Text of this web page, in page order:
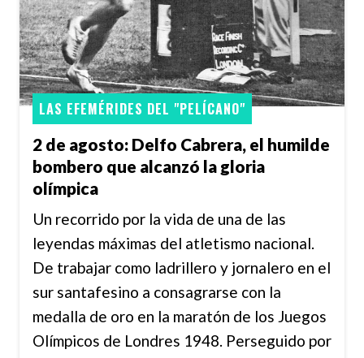
2 de agosto: Delfo Cabrera, el humilde
bombero que alcanzó la gloria
olímpica
LAS EFEMÉRIDES DEL "PELÍCANO"
Un recorrido por la vida de una de las
leyendas máximas del atletismo nacional.
De trabajar como ladrillero y jornalero en el
sur santafesino a consagrarse con la
medalla de oro en la maratón de los Juegos
Olímpicos de Londres 1948. Perseguido por